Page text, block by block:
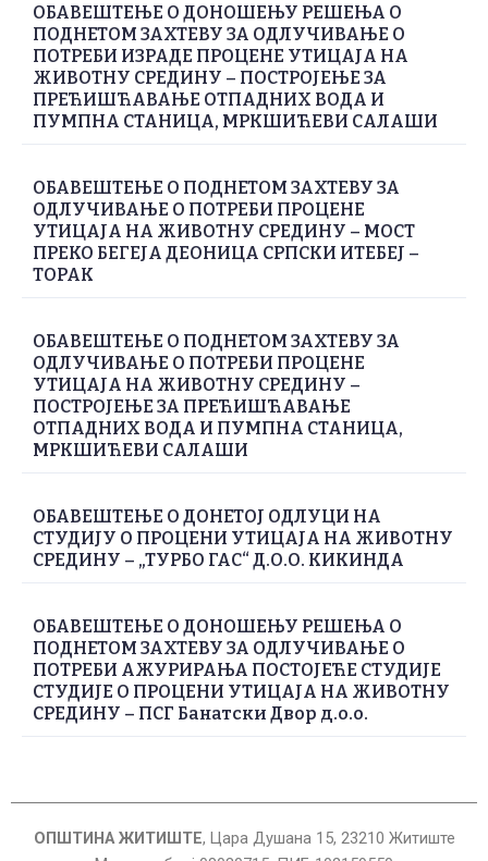
ОБАВЕШТЕЊЕ О ДОНОШЕЊУ РЕШЕЊА О
ПОДНЕТОМ ЗАХТЕВУ ЗА ОДЛУЧИВАЊЕ О
ПОТРЕБИ ИЗРАДЕ ПРОЦЕНЕ УТИЦАЈА НА
ЖИВОТНУ СРЕДИНУ – ПОСТРОЈЕЊЕ ЗА
ПРЕЋИШЋАВАЊЕ ОТПАДНИХ ВОДА И
ПУМПНА СТАНИЦА, МРКШИЋЕВИ САЛАШИ
ОБАВЕШТЕЊЕ О ПОДНЕТОМ ЗАХТЕВУ ЗА
ОДЛУЧИВАЊЕ О ПОТРЕБИ ПРОЦЕНЕ
УТИЦАЈА НА ЖИВОТНУ СРЕДИНУ – МОСТ
ПРЕКО БЕГЕЈА ДЕОНИЦА СРПСКИ ИТЕБЕЈ –
ТОРАК
ОБАВЕШТЕЊЕ О ПОДНЕТОМ ЗАХТЕВУ ЗА
ОДЛУЧИВАЊЕ О ПОТРЕБИ ПРОЦЕНЕ
УТИЦАЈА НА ЖИВОТНУ СРЕДИНУ –
ПОСТРОЈЕЊЕ ЗА ПРЕЋИШЋАВАЊЕ
ОТПАДНИХ ВОДА И ПУМПНА СТАНИЦА,
МРКШИЋЕВИ САЛАШИ
ОБАВЕШТЕЊЕ О ДОНЕТОЈ ОДЛУЦИ НА
СТУДИЈУ О ПРОЦЕНИ УТИЦАЈА НА ЖИВОТНУ
СРЕДИНУ – „ТУРБО ГАС“ Д.О.О. КИКИНДА
ОБАВЕШТЕЊЕ О ДОНОШЕЊУ РЕШЕЊА О
ПОДНЕТОМ ЗАХТЕВУ ЗА ОДЛУЧИВАЊЕ О
ПОТРЕБИ АЖУРИРАЊА ПОСТОЈЕЋЕ СТУДИЈЕ
СТУДИЈЕ О ПРОЦЕНИ УТИЦАЈА НА ЖИВОТНУ
СРЕДИНУ – ПСГ Банатски Двор д.о.о.
ОПШТИНА ЖИТИШТЕ, Цара Душана 15, 23210 Житиште